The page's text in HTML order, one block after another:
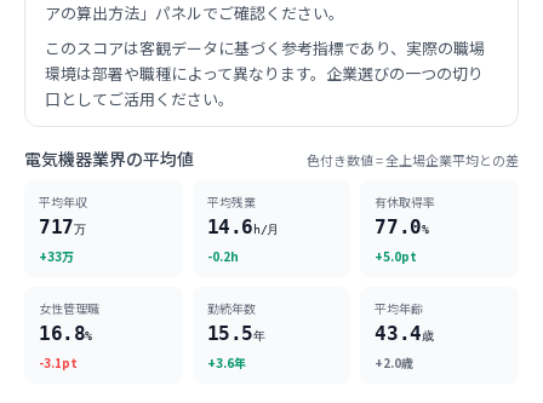
アの算出方法」パネルでご確認ください。
このスコアは客観データに基づく参考指標であり、実際の職場
環境は部署や職種によって異なります。企業選びの一つの切り
口としてご活用ください。
電気機器業界の平均値 色付き数値 = 全上場企業平均との差
平均年収
717万
+33万
平均残業
14.6h/月
-0.2h
有休取得率
77.0%
+5.0pt
女性管理職
16.8%
-3.1pt
勤続年数
15.5年
+3.6年
平均年齢
43.4歳
+2.0歳